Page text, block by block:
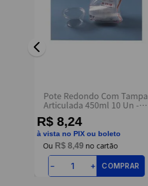
Pote Redondo Com Tampa
Articulada 450ml 10 Un -
Galvanotek
R$ 8,24
à vista no PIX ou boleto
R$ 8,49
＋
－ COMPRAR